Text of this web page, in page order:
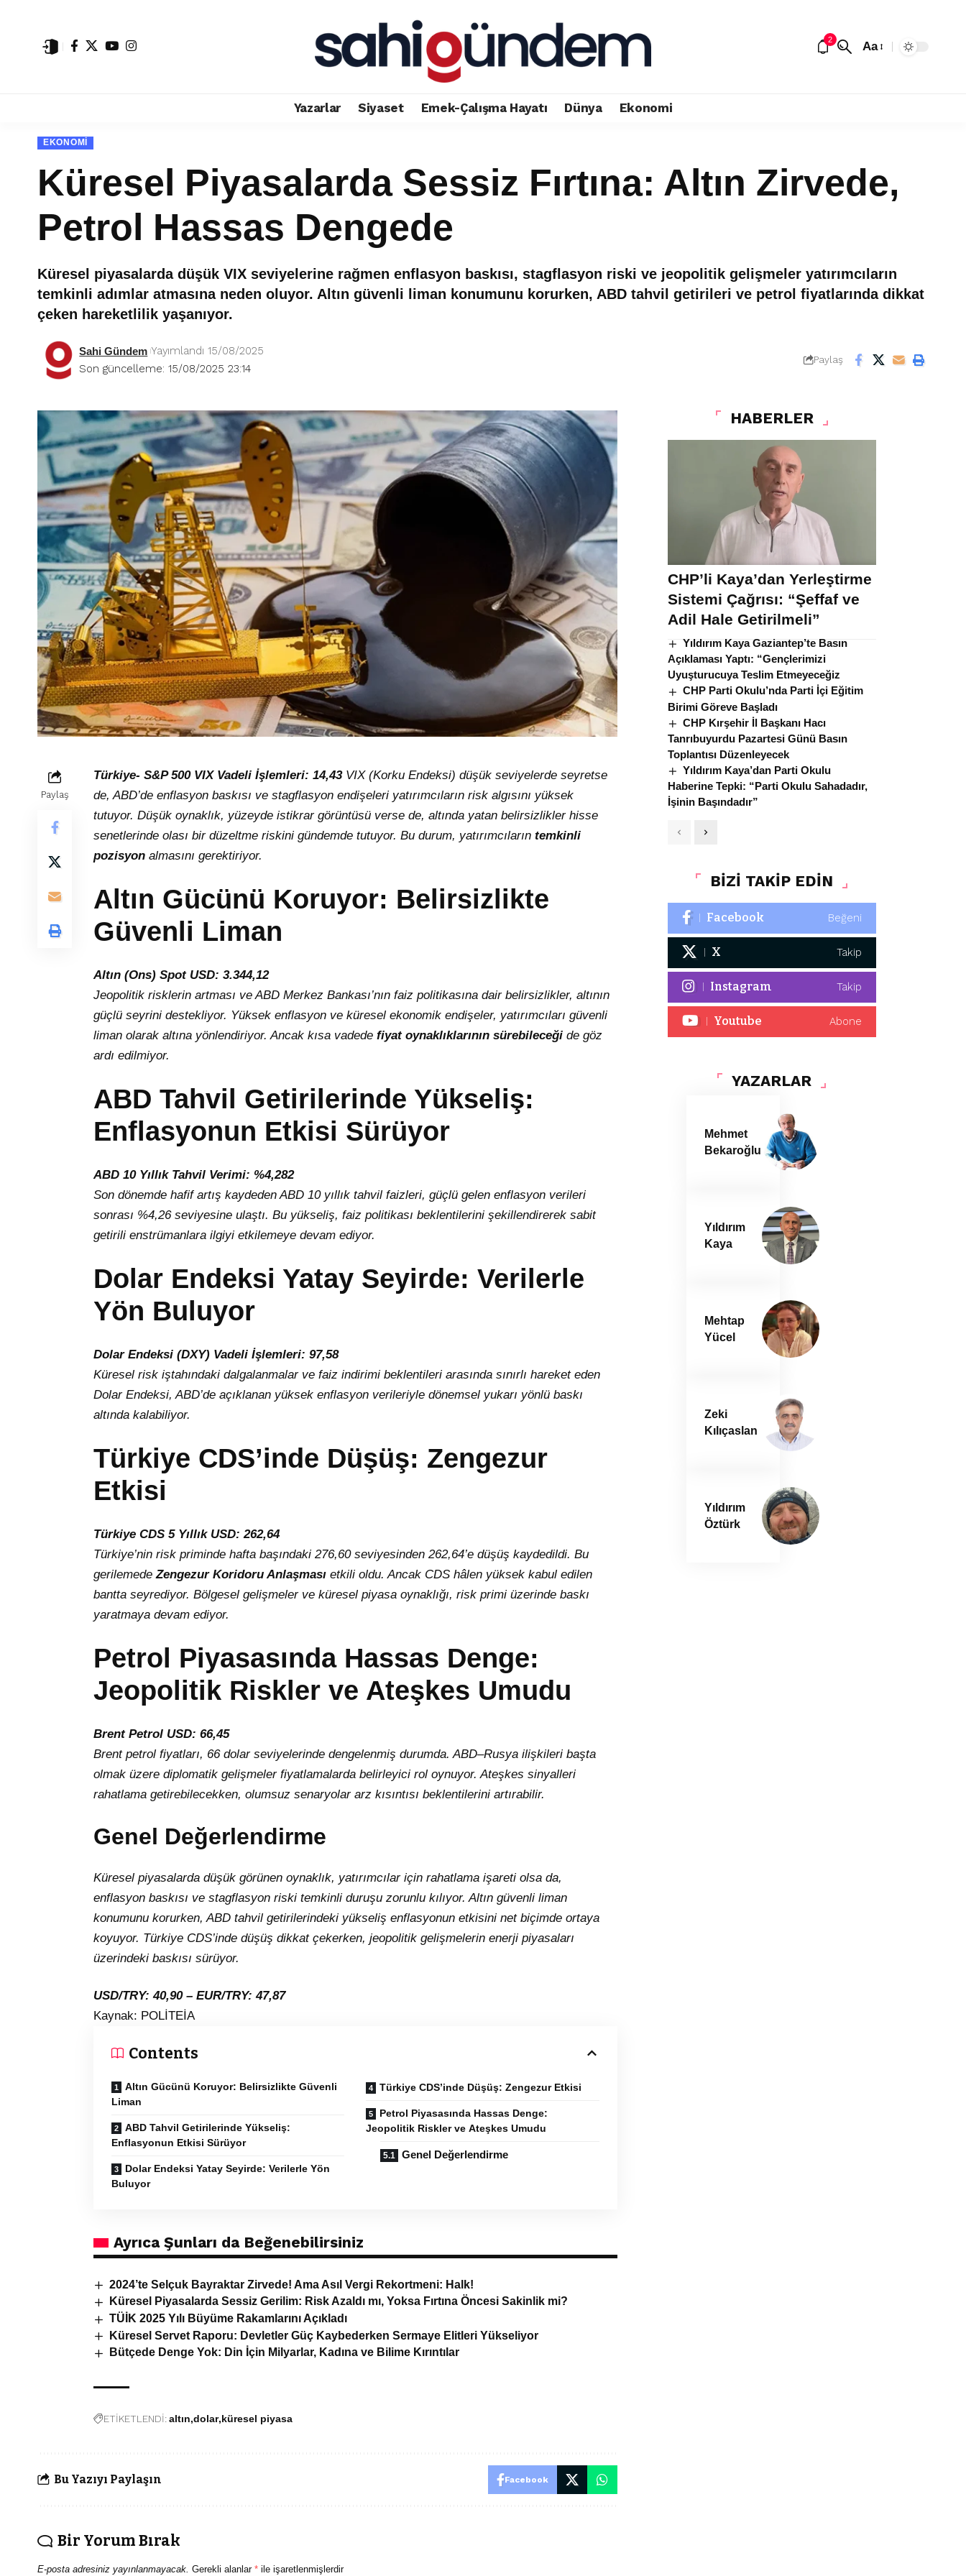
2 Aa
Yazarlar Siyaset Emek-Çalışma Hayatı Dünya Ekonomi
EKONOMI
Küresel Piyasalarda Sessiz Fırtına: Altın Zirvede,
Petrol Hassas Dengedе
Küresel piyasalarda düşük VIX seviyelerine rağmen enflasyon baskısı, stagflasyon riski ve jeopolitik gelişmeler yatırımcıların
temkinli adımlar atmasına neden oluyor. Altın güvenli liman konumunu korurken, ABD tahvil getirileri ve petrol fiyatlarında dikkat
çeken hareketlilik yaşanıyor.
Son güncelleme: 15/08/2025 23:14
Sahi Gündem Yayımlandı 15/08/2025
Paylaş
Paylaş
Türkiye- S&P 500 VIX Vadeli İşlemleri: 14,43VIX (Korku Endeksi) düşük seviyelerde seyretse
de, ABD’de enflasyon baskısı ve stagflasyon endişeleri yatırımcıların risk algısını yüksek
tutuyor. Düşük oynaklık, yüzeyde istikrar görüntüsü verse de, altında yatan belirsizlikler hisse
senetlerinde olası bir düzeltme riskini gündemde tutuyor. Bu durum, yatırımcıların temkinli
pozisyon almasını gerektiriyor.
Altın Gücünü Koruyor: Belirsizlikte
Güvenli Liman
Altın (Ons) Spot USD: 3.344,12
Jeopolitik risklerin artması ve ABD Merkez Bankası’nın faiz politikasına dair belirsizlikler, altının
güçlü seyrini destekliyor. Yüksek enflasyon ve küresel ekonomik endişeler, yatırımcıları güvenli
liman olarak altına yönlendiriyor. Ancak kısa vadede fiyat oynaklıklarının sürebileceği de göz
ardı edilmiyor.
ABD Tahvil Getirilerinde Yükseliş:
Enflasyonun Etkisi Sürüyor
ABD 10 Yıllık Tahvil Verimi: %4,282
Son dönemde hafif artış kaydeden ABD 10 yıllık tahvil faizleri, güçlü gelen enflasyon verileri
sonrası %4,26 seviyesine ulaştı. Bu yükseliş, faiz politikası beklentilerini şekillendirerek sabit
getirili enstrümanlara ilgiyi etkilemeye devam ediyor.
Dolar Endeksi Yatay Seyirde: Verilerle
Yön Buluyor
Dolar Endeksi (DXY) Vadeli İşlemleri: 97,58
Küresel risk iştahındaki dalgalanmalar ve faiz indirimi beklentileri arasında sınırlı hareket eden
Dolar Endeksi, ABD’de açıklanan yüksek enflasyon verileriyle dönemsel yukarı yönlü baskı
altında kalabiliyor.
Türkiye CDS’inde Düşüş: Zengezur
Etkisi
Türkiye CDS 5 Yıllık USD: 262,64
Türkiye’nin risk priminde hafta başındaki 276,60 seviyesinden 262,64’e düşüş kaydedildi. Bu
gerilemedeZengezur Koridoru Anlaşması etkili oldu. Ancak CDS hâlen yüksek kabul edilen
bantta seyrediyor. Bölgesel gelişmeler ve küresel piyasa oynaklığı, risk primi üzerinde baskı
yaratmaya devam ediyor.
Petrol Piyasasında Hassas Denge:
Jeopolitik Riskler ve Ateşkes Umudu
Brent Petrol USD: 66,45
Brent petrol fiyatları, 66 dolar seviyelerinde dengelenmiş durumda. ABD–Rusya ilişkileri başta
olmak üzere diplomatik gelişmeler fiyatlamalarda belirleyici rol oynuyor. Ateşkes sinyalleri
rahatlama getirebilecekken, olumsuz senaryolar arz kısıntısı beklentilerini artırabilir.
Genel Değerlendirme
Küresel piyasalarda düşük görünen oynaklık, yatırımcılar için rahatlama işareti olsa da,
enflasyon baskısı ve stagflasyon riski temkinli duruşu zorunlu kılıyor. Altın güvenli liman
konumunu korurken, ABD tahvil getirilerindeki yükseliş enflasyonun etkisini net biçimde ortaya
koyuyor. Türkiye CDS’inde düşüş dikkat çekerken, jeopolitik gelişmelerin enerji piyasaları
üzerindeki baskısı sürüyor.
USD/TRY: 40,90 – EUR/TRY: 47,87
Kaynak: POLİTEİA
Contents
Altın Gücünü Koruyor: Belirsizlikte Güvenli
Liman
ABD Tahvil Getirilerinde Yükseliş:
Enflasyonun Etkisi Sürüyor
Dolar Endeksi Yatay Seyirde: Verilerle Yön
Buluyor
Türkiye CDS’inde Düşüş: Zengezur Etkisi
Petrol Piyasasında Hassas Denge:
Jeopolitik Riskler ve Ateşkes Umudu
Genel Değerlendirme
Ayrıca Şunları da Beğenebilirsiniz
2024’te Selçuk Bayraktar Zirvede! Ama Asıl Vergi Rekortmeni: Halk!
Küresel Piyasalarda Sessiz Gerilim: Risk Azaldı mı, Yoksa Fırtına Öncesi Sakinlik mi?
TÜİK 2025 Yılı Büyüme Rakamlarını Açıkladı
Küresel Servet Raporu: Devletler Güç Kaybederken Sermaye Elitleri Yükseliyor
Bütçede Denge Yok: Din İçin Milyarlar, Kadına ve Bilime Kırıntılar
ETİKETLENDİ:altın dolar küresel piyasa
Bu Yazıyı Paylaşın Facebook
Bir Yorum Bırak
E-posta adresiniz yayınlanmayacak. Gerekli alanlar * ile işaretlenmişlerdir
HABERLER
CHP’li Kaya’dan Yerleştirme
Sistemi Çağrısı: “Şeffaf ve
Adil Hale Getirilmeli”
Yıldırım Kaya Gaziantep’te Basın
Açıklaması Yaptı: “Gençlerimizi
Uyuşturucuya Teslim Etmeyeceğiz
CHP Parti Okulu’nda Parti İçi Eğitim
Birimi Göreve Başladı
CHP Kırşehir İl Başkanı Hacı
Tanrıbuyurdu Pazartesi Günü Basın
Toplantısı Düzenleyecek
Yıldırım Kaya’dan Parti Okulu
Haberine Tepki: “Parti Okulu Sahadadır,
İşinin Başındadır”
BİZİ TAKİP EDİN
Facebook Beğeni
X Takip
Instagram Takip
Youtube Abone
YAZARLAR
Mehmet
Bekaroğlu
Yıldırım
Kaya
Mehtap
Yücel
Zeki
Kılıçaslan
Yıldırım
Öztürk